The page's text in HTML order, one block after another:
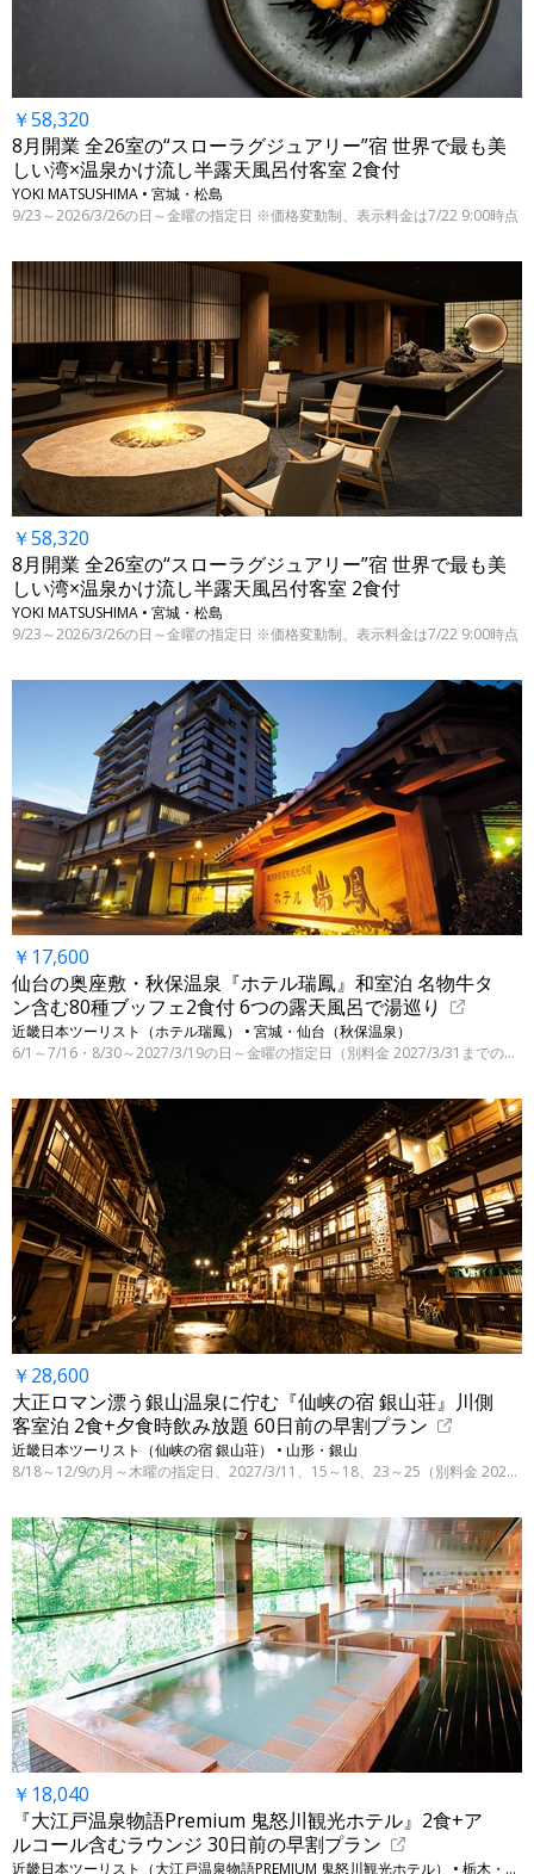
￥58,320
8月開業 全26室の“スローラグジュアリー”宿 世界で最も美
しい湾×温泉かけ流し半露天風呂付客室 2食付
YOKI MATSUSHIMA • 宮城・松島
9/23～2026/3/26の日～金曜の指定日 ※価格変動制、表示料金は7/22 9:00時点
￥58,320
8月開業 全26室の“スローラグジュアリー”宿 世界で最も美
しい湾×温泉かけ流し半露天風呂付客室 2食付
YOKI MATSUSHIMA • 宮城・松島
9/23～2026/3/26の日～金曜の指定日 ※価格変動制、表示料金は7/22 9:00時点
￥17,600
仙台の奥座敷・秋保温泉『ホテル瑞鳳』和室泊 名物牛タ
ン含む80種ブッフェ2食付 6つの露天風呂で湯巡り
近畿日本ツーリスト（ホテル瑞鳳） • 宮城・仙台（秋保温泉）
6/1～7/16・8/30～2027/3/19の日～金曜の指定日（別料金 2027/3/31までの指定日）
￥28,600
大正ロマン漂う銀山温泉に佇む『仙峡の宿 銀山荘』川側
客室泊 2食+夕食時飲み放題 60日前の早割プラン
近畿日本ツーリスト（仙峡の宿 銀山荘） • 山形・銀山
8/18～12/9の月～木曜の指定日、2027/3/11、15～18、23～25（別料金 2027/3/28迄の指定日）
￥18,040
『大江戸温泉物語Premium 鬼怒川観光ホテル』2食+ア
ルコール含むラウンジ 30日前の早割プラン
近畿日本ツーリスト（大江戸温泉物語PREMIUM 鬼怒川観光ホテル） • 栃木・日光（鬼怒川温泉）